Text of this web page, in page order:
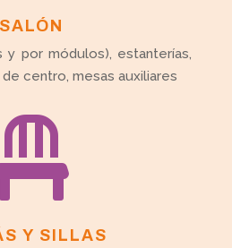
SALÓN
y por módulos), estanterías,
centro, mesas auxiliares
Y SILLAS